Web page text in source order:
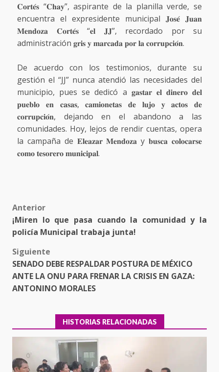
𝐂𝐨𝐫𝐭𝐞́𝐬 “𝐂𝐡𝐚𝐲”, aspirante de la planilla verde, se
encuentra el expresidente municipal 𝐉𝐨𝐬𝐞́ 𝐉𝐮𝐚𝐧
𝐌𝐞𝐧𝐝𝐨𝐳𝐚 𝐂𝐨𝐫𝐭𝐞́𝐬 “𝐞𝐥 𝐉𝐉”, recordado por su
administración 𝐠𝐫𝐢𝐬 𝐲 𝐦𝐚𝐫𝐜𝐚𝐝𝐚 𝐩𝐨𝐫 𝐥𝐚 𝐜𝐨𝐫𝐫𝐮𝐩𝐜𝐢𝐨́𝐧.
De acuerdo con los testimonios, durante su
gestión el “JJ” nunca atendió las necesidades del
municipio, pues se dedicó a 𝐠𝐚𝐬𝐭𝐚𝐫 𝐞𝐥 𝐝𝐢𝐧𝐞𝐫𝐨 𝐝𝐞𝐥
𝐩𝐮𝐞𝐛𝐥𝐨 𝐞𝐧 𝐜𝐚𝐬𝐚𝐬, 𝐜𝐚𝐦𝐢𝐨𝐧𝐞𝐭𝐚𝐬 𝐝𝐞 𝐥𝐮𝐣𝐨 𝐲 𝐚𝐜𝐭𝐨𝐬 𝐝𝐞
𝐜𝐨𝐫𝐫𝐮𝐩𝐜𝐢𝐨́𝐧, dejando en el abandono a las
comunidades. Hoy, lejos de rendir cuentas, opera
la campaña de 𝐄𝐥𝐞𝐚𝐳𝐚𝐫 𝐌𝐞𝐧𝐝𝐨𝐳𝐚 y 𝐛𝐮𝐬𝐜𝐚 𝐜𝐨𝐥𝐨𝐜𝐚𝐫𝐬𝐞
𝐜𝐨𝐦𝐨 𝐭𝐞𝐬𝐨𝐫𝐞𝐫𝐨 𝐦𝐮𝐧𝐢𝐜𝐢𝐩𝐚𝐥.
Post
navigation
Anterior
¡Miren lo que pasa cuando la comunidad y la
policía Municipal trabaja junta!
Siguiente
SENADO DEBE RESPALDAR POSTURA DE MÉXICO
ANTE LA ONU PARA FRENAR LA CRISIS EN GAZA:
ANTONINO MORALES
HISTORIAS RELACIONADAS